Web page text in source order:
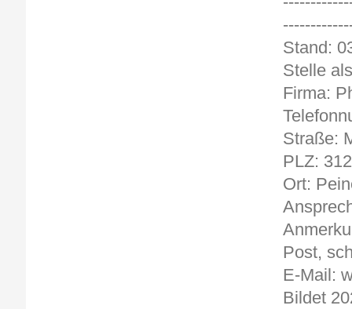
Stelle
Firma:
Straße:
PLZ:
Ort:
Post,
E-Mail:
Bildet